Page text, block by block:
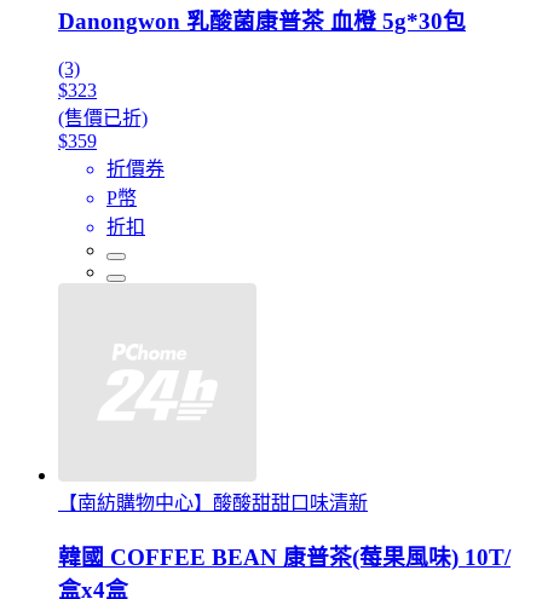
Danongwon 乳酸菌康普茶 血橙 5g*30包
(3)
$323
(售價已折)
$359
折價券
P幣
折扣
【南紡購物中心】酸酸甜甜口味清新
韓國 COFFEE BEAN 康普茶(莓果風味) 10T/
盒x4盒